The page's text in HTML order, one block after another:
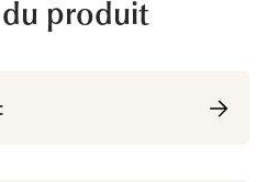
du produit